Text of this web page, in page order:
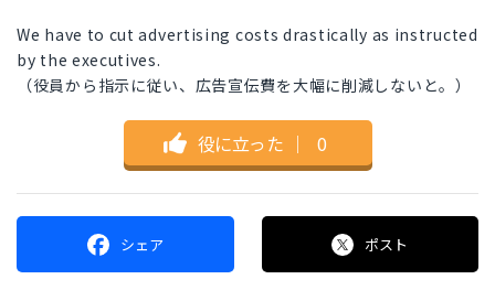
We have to cut advertising costs drastically as instructed
by the executives.
（役員から指示に従い、広告宣伝費を大幅に削減しないと。）
役に立った ｜ 0
シェア ポスト